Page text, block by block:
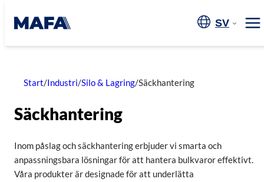
till
innehåll
SV
Start/Industri/Silo & Lagring/Säckhantering
Säckhantering
Inom påslag och säckhantering erbjuder vi smarta och
anpassningsbara lösningar för att hantera bulkvaror effektivt.
Våra produkter är designade för att underlätta